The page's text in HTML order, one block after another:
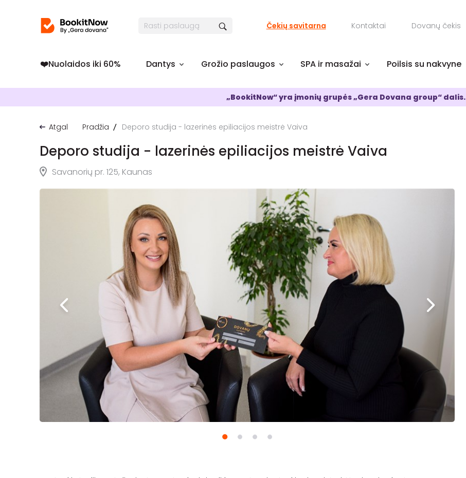
Čekių savitarna Kontaktai Dovanų čekis
❤️️Nuolaidos iki 60% Dantys Grožio paslaugos SPA ir masažai Poilsis su nakvyne
„BookitNow“ yra įmonių grupės „Gera Dovana group“ dalis.
Atgal Pradžia Deporo studija - lazerinės epiliacijos meistrė Vaiva
Deporo studija - lazerinės epiliacijos meistrė Vaiva
Savanorių pr. 125, Kaunas